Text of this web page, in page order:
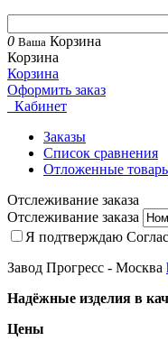
0 Ваша Корзина
Корзина
Корзина
Оформить заказ
Кабинет
Заказы
Список сравнения
Отложенные
Отслеживание заказа
Отслеживание заказа
Я подтверждаю
Завод Прогресс - Москва
Надёжные изделия в
Цены